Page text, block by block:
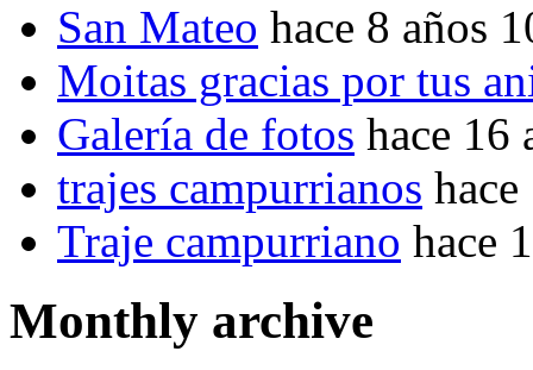
San Mateo hace 8 años
Moitas gracias por tus
Galería de fotos hace 16
trajes campurrianos
Traje campurriano hace
Monthly archive